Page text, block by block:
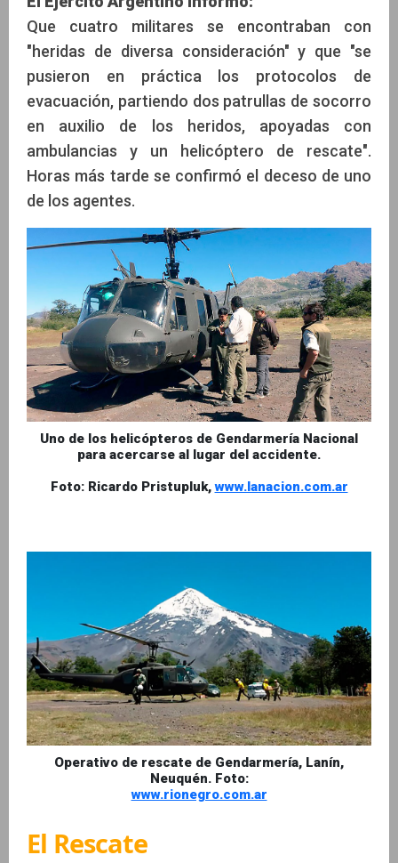
Que cuatro militares se encontraban con
"heridas de diversa consideración" y que "se
pusieron en práctica los protocolos de
evacuación, partiendo dos patrullas de socorro
en auxilio de los heridos, apoyadas con
ambulancias y un helicóptero de rescate".
Horas más tarde se confirmó el deceso de uno
de los agentes.
Uno de los helicópteros de Gendarmería Nacional
para acercarse al lugar del accidente.
Foto: Ricardo Pristupluk,www.lanacion.com.ar
Operativo de rescate de Gendarmería, Lanín,
Neuquén. Foto:
www.rionegro.com.ar
El Rescate